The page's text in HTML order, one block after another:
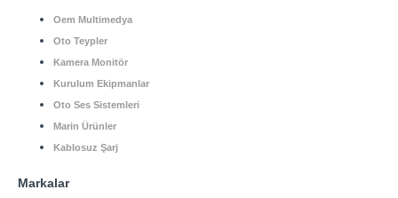
Oem Multimedya
Oto Teypler
Kamera Monitör
Kurulum Ekipmanlar
Oto Ses Sistemleri
Marin Ürünler
Kablosuz Şarj
Markalar